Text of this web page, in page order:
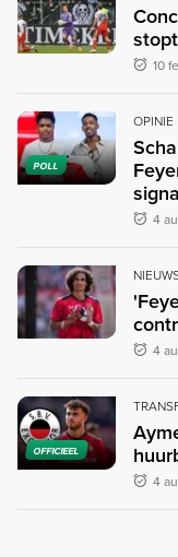
10
POLL
OPINIE
4
4
OFFICIEEL
4